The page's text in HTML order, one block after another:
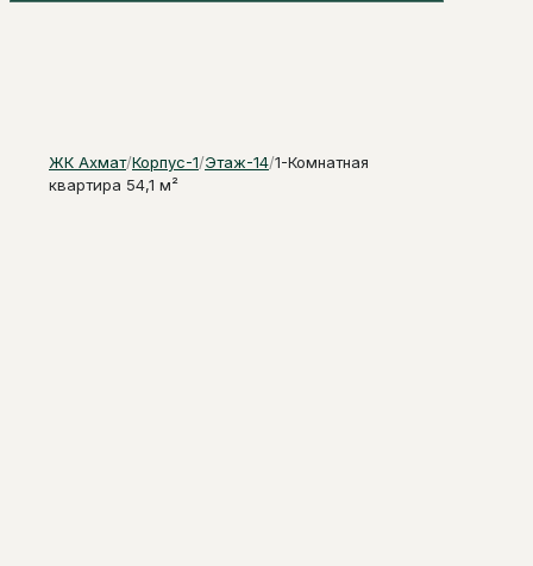
ЖК Ахмат/Корпус-1/Этаж-14/1-Комнатная
квартира 54,1 м²